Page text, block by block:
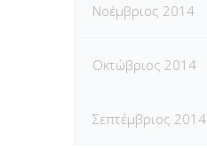
Νοέμβριος 2014
Οκτώβριος 2014
Σεπτέμβριος 2014